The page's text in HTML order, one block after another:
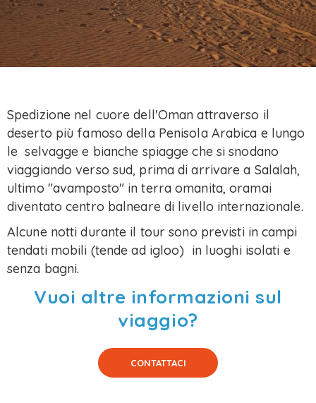
Spedizione nel cuore dell'Oman attraverso il
deserto più famoso della Penisola Arabica e lungo
le selvagge e bianche spiagge che si snodano
viaggiando verso sud, prima di arrivare a Salalah,
ultimo "avamposto" in terra omanita, oramai
diventato centro balneare di livello internazionale.
Alcune notti durante il tour sono previsti in campi
tendati mobili (tende ad igloo) in luoghi isolati e
senza bagni.
Vuoi altre informazioni sul
viaggio?
CONTATTACI